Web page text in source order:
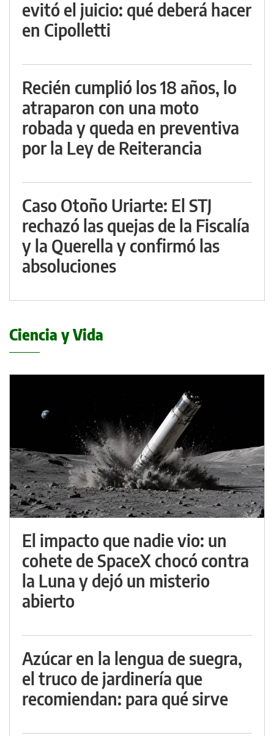
evitó el juicio: qué deberá hacer
en Cipolletti
Recién cumplió los 18 años, lo
atraparon con una moto
robada y queda en preventiva
por la Ley de Reiterancia
Caso Otoño Uriarte: El STJ
rechazó las quejas de la Fiscalía
y la Querella y confirmó las
absoluciones
Ciencia y Vida
El impacto que nadie vio: un
cohete de SpaceX chocó contra
la Luna y dejó un misterio
abierto
Azúcar en la lengua de suegra,
el truco de jardinería que
recomiendan: para qué sirve